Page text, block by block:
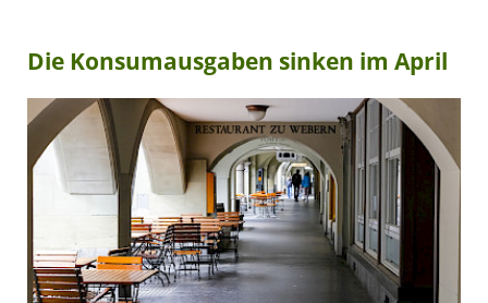
Die Konsumausgaben sinken im April